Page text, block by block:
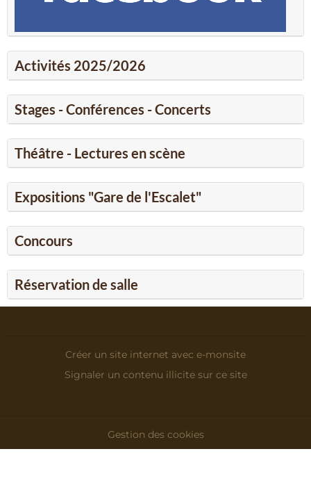
Activités 2025/2026
Stages - Conférences - Concerts
Théâtre - Lectures en scène
Expositions "Gare de l'Escalet"
Concours
Réservation de salle
Créer un site internet avec e-monsite
Signaler un contenu illicite sur ce site
Gestion des cookies